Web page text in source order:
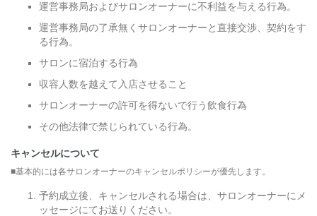
運営事務局およびサロンオーナーに不利益を与える行為。
運営事務局の了承無くサロンオーナーと直接交渉、契約をす
る行為。
サロンに宿泊する行為
収容人数を越えて入店させること
サロンオーナーの許可を得ないで行う飲食行為
その他法律で禁じられている行為。
キャンセルについて
■基本的には各サロンオーナーのキャンセルポリシーが優先します。
予約成立後、キャンセルされる場合は、サロンオーナーにメ
ッセージにてお送りください。